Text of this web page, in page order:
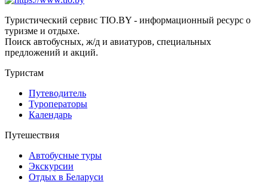
Туристический сервис TIO.BY - информационный ресурс о
туризме и отдыхе.
Поиск автобусных, ж/д и авиатуров, специальных
предложений и акций.
Туристам
Путеводитель
Туроператоры
Календарь
Путешествия
Автобусные туры
Экскурсии
Отдых в Беларуси